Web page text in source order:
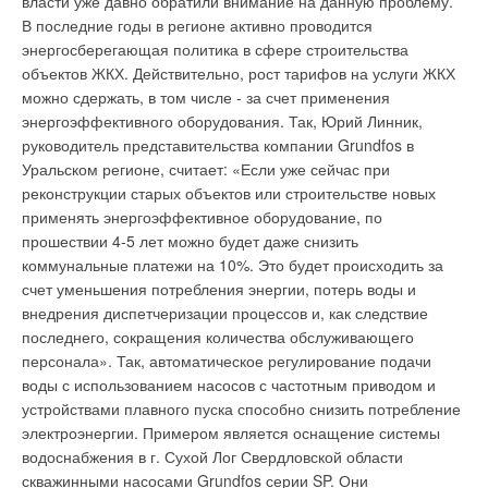
В последние годы в регионе активно проводится
энергосберегающая политика в сфере строительства
объектов ЖКХ. Действительно, рост тарифов на услуги ЖКХ
можно сдержать, в том числе - за счет применения
энергоэффективного оборудования. Так, Юрий Линник,
руководитель представительства компании Grundfos в
Уральском регионе, считает: «Если уже сейчас при
реконструкции старых объектов или строительстве новых
применять энергоэффективное оборудование, по
прошествии 4-5 лет можно будет даже снизить
коммунальные платежи на 10%. Это будет происходить за
счет уменьшения потребления энергии, потерь воды и
внедрения диспетчеризации процессов и, как следствие
последнего, сокращения количества обслуживающего
персонала». Так, автоматическое регулирование подачи
воды с использованием насосов с частотным приводом и
устройствами плавного пуска способно снизить потребление
электроэнергии. Примером является оснащение системы
водоснабжения в г. Сухой Лог Свердловской области
скважинными насосами Grundfos серии SP. Они
приточно-вытяжная установка Tempero. В каталоге появился
новый раздел взрывозащищенные вентиляторы, в который
вошла продукция компании Ostberg. В разделе
воздухораздающих устройств появились новые сопловые и
низкоскоростные воздухораспределители компании Арктос.
Полностью изменился и обновился раздел шкафов
управления - теперь он снабжен схемами внешних
подключений управляющих модулей. Восприятие
информации, представленной в каталоге, существенно
облегчают фотографии, таблицы и графики. Формулы и
универсальная номограмма, разработанные фирмой
АРКТОС, помогут произвести расчет
воздухораспределителей и выбрать нужные модели
согласно выбранной схеме подачи воздуха. "Каталог
оборудования для систем вентиляции" - 2008 предназначен
для специалистов области вентиляции: проектировщиков,
научных сотрудников, архитекторов и специалистов
строительно-монтажных организаций, поможет
сориентироваться в многообразии вентиляционного
оборудования и студентам-вентиляционщикам. А теперь,
устойчивости и качества услуг жилищно-коммунального
комплекса в пилотных муниципальных образованиях,
отобранных на конкурсной основе. Главной задачей Проекта
является поддержка реформы ЖКХ посредством перехода
от почти полного предоставления услуг государственными
структурами к использованию рыночных механизмов
оказания услуг. Реализация Проекта будет оказывать
поддержку существующей программе реформы ЖКХ,
осуществляемой Правительством Российской Федерации на
региональном и муниципальном уровнях посредством
перехода от почти полного предоставления услуг
государственными структурами к использованию рыночных
механизмов оказания услуг в условиях конкуренции и на
конкурсной основе. Проект будет сосредоточен на
реформировании институциональных связей во всем
секторе ЖКХ – от предприятий по управлению и
обслуживанию жилья до предприятий коммунальных услуг, а
также на содержание и техническое обслуживание
существующего жилищного фонда и на работе
коммунальных сетей. Проект будет сочетать в себе